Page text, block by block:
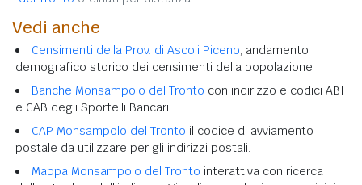
Vedi anche
Censimenti della Prov. di Ascoli Piceno, andamento
demografico storico dei censimenti della popolazione.
Banche Monsampolo del Tronto con indirizzo e codici ABI
e CAB degli Sportelli Bancari.
CAP Monsampolo del Tronto il codice di avviamento
postale da utilizzare per gli indirizzi postali.
Mappa Monsampolo del Tronto interattiva con ricerca